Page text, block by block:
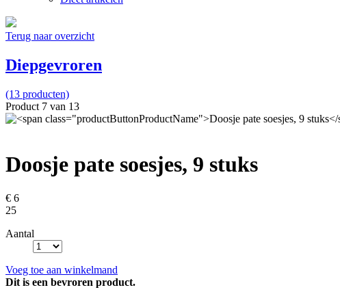
Terug naar overzicht
Diepgevroren
(13 producten)
Product 7 van 13
Doosje pate soesjes, 9 stuks
€ 6
25
Aantal
Voeg toe aan winkelmand
Dit is een bevroren product.